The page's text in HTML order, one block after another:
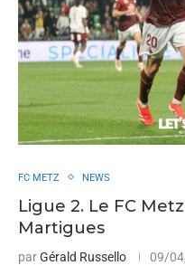
FC METZ NEWS
Ligue 2. Le FC
Martigues
parGérald Russello 09/